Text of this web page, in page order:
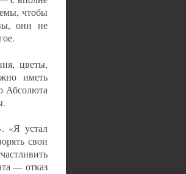
чтобы
они не
цветы,
иметь
Абсолюта
«Я устал
свои
— отказ